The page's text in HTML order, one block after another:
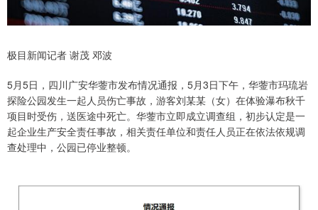
极目新闻记者 谢茂 邓波
5月5日，四川广安华蓥市发布情况通报，5月3日下午，华蓥市玛琉岩
探险公园发生一起人员伤亡事故，游客刘某某（女）在体验瀑布秋千
项目时受伤，送医途中死亡。华蓥市立即成立调查组，初步认定是一
起企业生产安全责任事故，相关责任单位和责任人员正在依法依规调
查处理中，公园已停业整顿。